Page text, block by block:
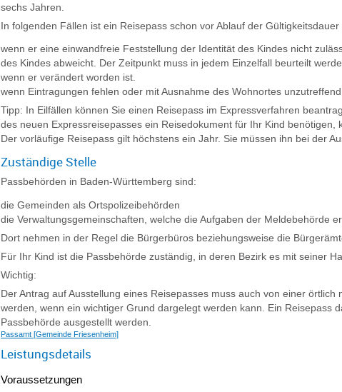
sechs Jahren.
In folgenden Fällen ist ein Reisepass schon vor Ablauf der Gültigkeitsdauer
wenn er eine einwandfreie Feststellung der Identität des Kindes nicht
des Kindes abweicht. Der Zeitpunkt muss in jedem Einzelfall beurteilt
wenn er verändert worden ist.
wenn Eintragungen fehlen oder mit Ausnahme des Wohnortes
Tipp: In Eilfällen können Sie einen Reisepass im Expressverfahren
des neuen Expressreisepasses ein Reisedokument für Ihr Kind
Der vorläufige Reisepass gilt höchstens ein Jahr. Sie müssen ihn bei der
Zuständige Stelle
Passbehörden in Baden-Württemberg sind:
die Gemeinden als Ortspolizeibehörden
die Verwaltungsgemeinschaften,
welche die Aufgaben der Meldebehörde
Dort nehmen in der Regel die Bürgerbüros beziehungsweise die
Für Ihr Kind ist die Passbehörde zuständig, in deren Bezirk es mit seiner
Wichtig:
Der Antrag auf Ausstellung eines Reisepasses muss auch von einer
werden, wenn ein wichtiger Grund dargelegt werden kann. Ein Reisepass
Passbehörde ausgestellt werden.
Passamt [Gemeinde Friesenheim]
Leistungsdetails
Voraussetzungen